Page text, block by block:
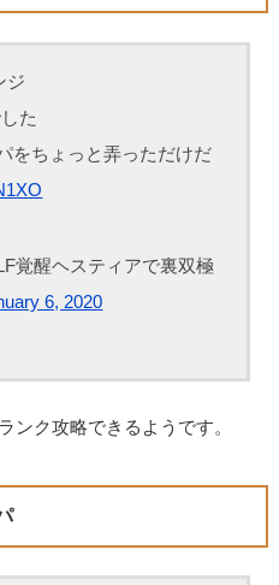
ジ
た
をちょっと弄っただけだ
覚醒ヘスティアで裏双極
6, 2020
ンク攻略できるようです。